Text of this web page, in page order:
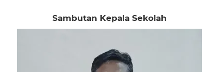
Sambutan Kepala Sekolah